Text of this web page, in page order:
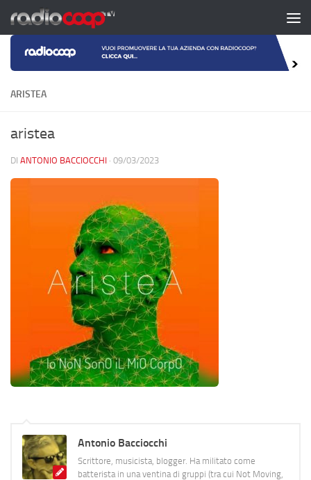
Salta al contenuto
ARISTEA
aristea
DI ANTONIO BACCIOCCHI · 09/03/2023
Antonio Bacciocchi
Scrittore, musicista, blogger. Ha militato come
batterista in una ventina di gruppi (tra cui Not Moving,